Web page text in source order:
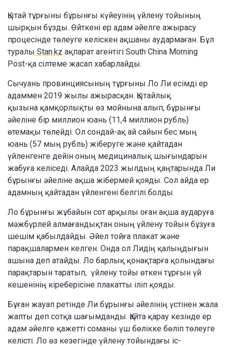
Қытай тұрғыны бұрынғы күйеуінің үйлену тойының
шырқын бұзды. Өйткені ер адам әйелге ажырасу
процесінде төлеуге келіскен ақшаны аудармаған. Бұл
туралы Stan.kz ақпарат агентігі South China Morning
Post-қа сілтеме жасап хабарлайды.
Сычуань провинциясының тұрғыны Ло Ли есімді ер
адаммен 2019 жылы ажырасқан. Қытайлық
қызына қамқорлықты өз мойнына алып, бұрынғы
әйеліне бір миллион юань (11,4 миллион рубль)
өтемақы төлейді. Ол сондай-ақ ай сайын бес мың
юань (57 мың рубль) жіберуге және қайтадан
үйленгенге дейін оның медициналық шығындарын
жабуға келіседі. Алайда 2023 жылдың қаңтарында Ли
бұрынғы әйеліне ақша жібермей қояды. Сол айда ер
адамның қайтадан үйленгені белгілі болды.
Ло бұрынғы жұбайын сот арқылы оған ақша аударуға
мәжбүрлей алмағандықтан оның үйлену тойын бұзуға
шешім қабылдайды. Әйел тойға плакат және
парақшалармен келген. Онда ол Лидің қалыңдығын
ашына деп атайды. Ло барлық қонақтарға қолындағы
парақтарын таратып, үйлену тойы өткен тұрғын үй
кешенінің кіреберісіне плакатты іліп қояды.
Бұған жауап ретінде Ли бұрынғы әйелінің үстінен жала
жапты деп сотқа шағымданды. Қайта қарау кезінде ер
адам әйелге қажетті соманы үш бөлікке бөліп төлеуге
келісті. Ло өз кезегінде үйлену тойындағы іс-